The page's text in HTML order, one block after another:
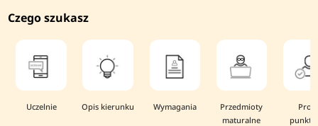
Czego szukasz
Uczelnie Opis kierunku Wymagania
Przedmioty
maturalne